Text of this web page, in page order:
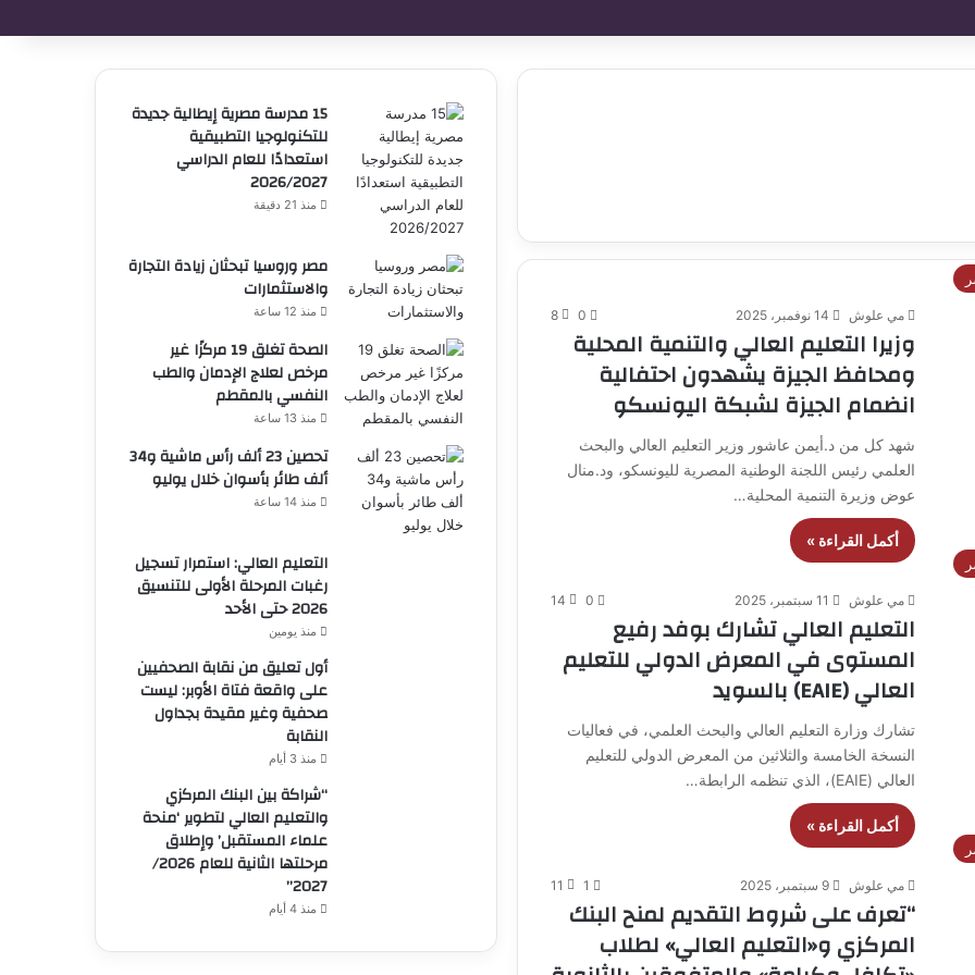
مي علوش 14 نوفمبر، 2025 0
8
وزيرا التعليم العالي والتنمية المحلية
ومحافظ الجيزة يشهدون احتفالية
انضمام الجيزة لشبكة اليونسكو
شهد كل من د.أيمن عاشور وزير التعليم العالي والبحث
العلمي رئيس اللجنة الوطنية المصرية لليونسكو، ود.منال
عوض وزيرة التنمية المحلية…
أكمل القراءة »
مي علوش 11 سبتمبر، 2025 0
14
التعليم العالي تشارك بوفد رفيع
المستوى في المعرض الدولي للتعليم
العالي (EAIE) بالسويد
تشارك وزارة التعليم العالي والبحث العلمي، في فعاليات
النسخة الخامسة والثلاثين من المعرض الدولي للتعليم
العالي (EAIE)، الذي تنظمه الرابطة…
أكمل القراءة »
مي علوش 9 سبتمبر، 2025 1
11
“تعرف على شروط التقديم لمنح البنك
المركزي و«التعليم العالي» لطلاب
15 مدرسة مصرية إيطالية جديدة
للتكنولوجيا التطبيقية
استعدادًا للعام الدراسي
2026/2027
منذ 21 دقيقة
مصر وروسيا تبحثان زيادة التجارة
والاستثمارات
منذ 12 ساعة
الصحة تغلق 19 مركزًا غير
مرخص لعلاج الإدمان والطب
النفسي بالمقطم
منذ 13 ساعة
تحصين 23 ألف رأس ماشية و34
ألف طائر بأسوان خلال يوليو
منذ 14 ساعة
التعليم العالي: استمرار تسجيل
رغبات المرحلة الأولى للتنسيق
2026 حتى الأحد
منذ يومين
أول تعليق من نقابة الصحفيين
على واقعة فتاة الأوبر: ليست
صحفية وغير مقيدة بجداول
النقابة
منذ 3 أيام
“شراكة بين البنك المركزي
والتعليم العالي لتطوير ‘منحة
علماء المستقبل’ وإطلاق
مرحلتها الثانية للعام 2026/
2027”
منذ 4 أيام